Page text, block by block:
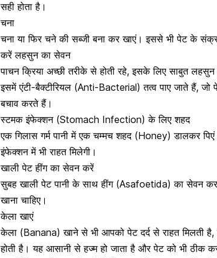
सही होता है।
चना
चना या फिर चने की सब्‍जी बना कर खाएं। इससे भी पेट के
करें लहसुन का सेवन
पाचन क्रिया अच्‍छी तरीके से होती रहे, इसके लिए साबुतलहसुन
इसमें एंटी-बैक्‍टीरियल (Anti-Bacterial) तत्‍व पाए जाते हैं, जो
बचाव करते हैं।
स्टमक इंफेक्शन (Stomach Infection) के लिए शहद
एक गिलास गर्म पानी में एक चम्मच शहद (Honey) डालकर
इंफेक्शन में भी राहत मिलेगी।
खाली पेट हींग का सेवन करें
सुबह खाली पेट पानी के साथहींग (Asafoetida) का सेवन
खाना चाहिए।
केला खाएं
केला (Banana) खाने से भी आपको पेट दर्द से राहत मिलती
होती है। यह आसानी से हज्म हो जाता है और पेट को भी